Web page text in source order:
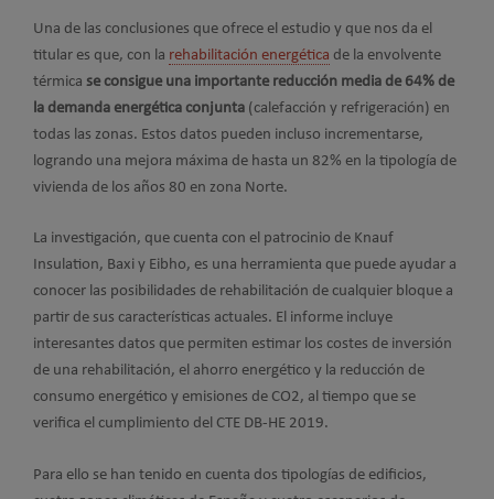
Una de las conclusiones que ofrece el estudio y que nos da el
titular es que, con la rehabilitación energética de la envolvente
térmica se consigue una importante reducción media de 64% de
la demanda energética conjunta (calefacción y refrigeración) en
todas las zonas. Estos datos pueden incluso incrementarse,
logrando una mejora máxima de hasta un 82% en la tipología de
vivienda de los años 80 en zona Norte.
La investigación, que cuenta con el patrocinio de Knauf
Insulation, Baxi y Eibho, es una herramienta que puede ayudar a
conocer las posibilidades de rehabilitación de cualquier bloque a
partir de sus características actuales. El informe incluye
interesantes datos que permiten estimar los costes de inversión
de una rehabilitación, el ahorro energético y la reducción de
consumo energético y emisiones de CO2, al tiempo que se
verifica el cumplimiento del CTE DB-HE 2019.
Para ello se han tenido en cuenta dos tipologías de edificios,